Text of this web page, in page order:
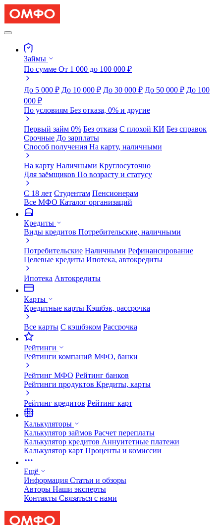
Займы
По сумме От 1 000 до 100 000 ₽
До 5 000 ₽ До 10 000 ₽ До 30 000 ₽ До 50 000 ₽ До 100
000 ₽
По условиям Без отказа, 0% и другие
Первый займ 0% Без отказа С плохой КИ Без справок
Срочные До зарплаты
Способ получения На карту, наличными
На карту Наличными Круглосуточно
Для заёмщиков По возрасту и статусу
С 18 лет Студентам Пенсионерам
Все МФО Каталог организаций
Кредиты
Виды кредитов Потребительские, наличными
Потребительские Наличными Рефинансирование
Целевые кредиты Ипотека, автокредиты
Ипотека Автокредиты
Карты
Кредитные карты Кэшбэк, рассрочка
Все карты С кэшбэком Рассрочка
Рейтинги
Рейтинги компаний МФО, банки
Рейтинг МФО Рейтинг банков
Рейтинги продуктов Кредиты, карты
Рейтинг кредитов Рейтинг карт
Калькуляторы
Калькулятор займов Расчет переплаты
Калькулятор кредитов Аннуитетные платежи
Калькулятор карт Проценты и комиссии
Ещё
Информация Статьи и обзоры
Авторы Наши эксперты
Контакты Связаться с нами